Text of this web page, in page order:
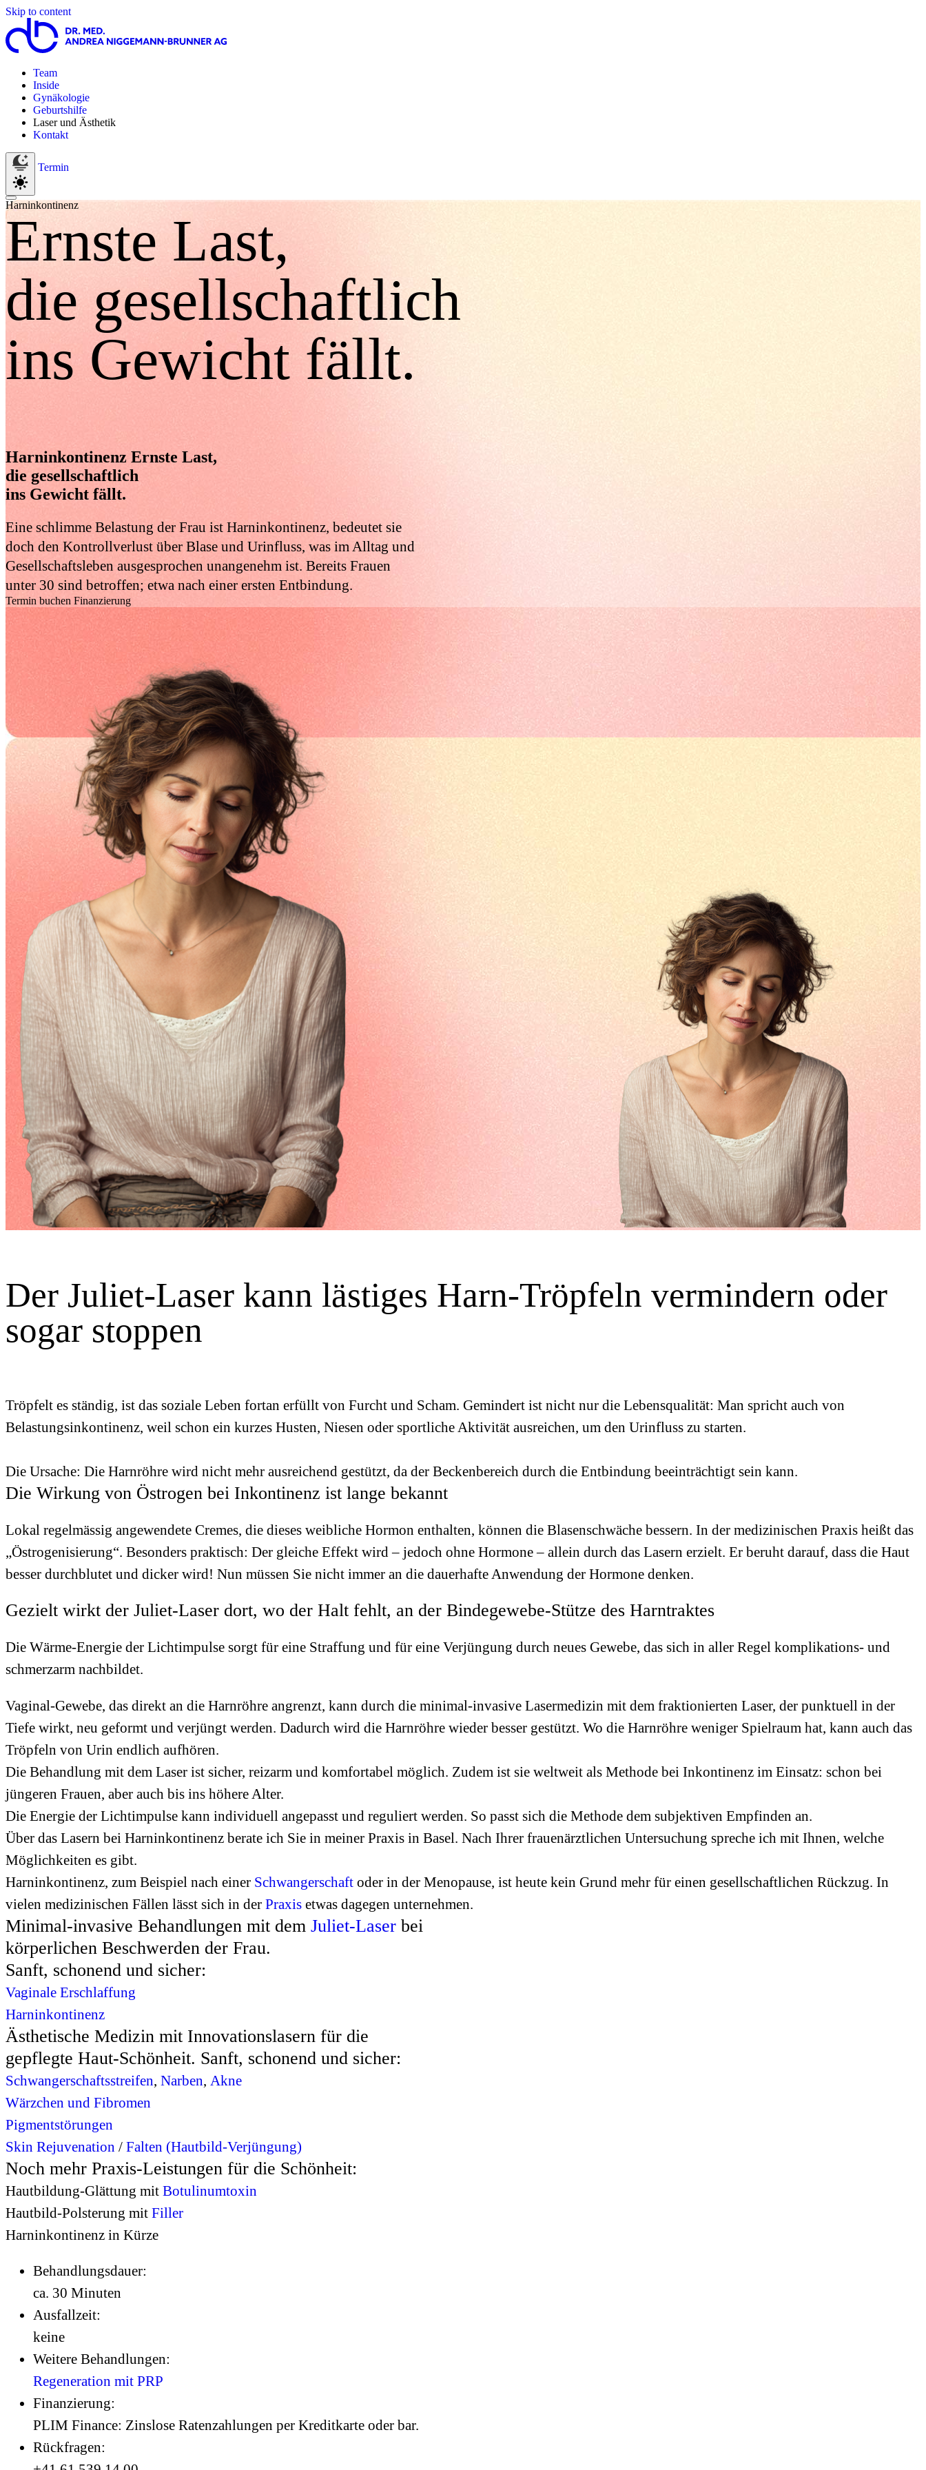
Skip to content
Team
Inside
Gynäkologie
Geburtshilfe
Laser und Ästhetik
Kontakt
Termin
Harninkontinenz
Ernste Last,
die gesellschaftlich
ins Gewicht fällt.
Harninkontinenz Ernste Last,
die gesellschaftlich
ins Gewicht fällt.
Eine schlimme Belastung der Frau ist Harninkontinenz, bedeutet sie
doch den Kontrollverlust über Blase und Urinfluss, was im Alltag und
Gesellschaftsleben ausgesprochen unangenehm ist. Bereits Frauen
unter 30 sind betroffen; etwa nach einer ersten Entbindung.
Termin buchen Finanzierung
Der Juliet-Laser kann lästiges Harn-Tröpfeln vermindern oder
sogar stoppen
Tröpfelt es ständig, ist das soziale Leben fortan erfüllt von Furcht und Scham. Gemindert ist nicht nur die Lebensqualität: Man spricht auch von
Belastungsinkontinenz, weil schon ein kurzes Husten, Niesen oder sportliche Aktivität ausreichen, um den Urinfluss zu starten.
Die Ursache: Die Harnröhre wird nicht mehr ausreichend gestützt, da der Beckenbereich durch die Entbindung beeinträchtigt sein kann.
Die Wirkung von Östrogen bei Inkontinenz ist lange bekannt
Lokal regelmässig angewendete Cremes, die dieses weibliche Hormon enthalten, können die Blasenschwäche bessern. In der medizinischen Praxis heißt das
„Östrogenisierung“. Besonders praktisch: Der gleiche Effekt wird – jedoch ohne Hormone – allein durch das Lasern erzielt. Er beruht darauf, dass die Haut
besser durchblutet und dicker wird! Nun müssen Sie nicht immer an die dauerhafte Anwendung der Hormone denken.
Gezielt wirkt der Juliet-Laser dort, wo der Halt fehlt, an der Bindegewebe-Stütze des Harntraktes
Die Wärme-Energie der Lichtimpulse sorgt für eine Straffung und für eine Verjüngung durch neues Gewebe, das sich in aller Regel komplikations- und
schmerzarm nachbildet.
Vaginal-Gewebe, das direkt an die Harnröhre angrenzt, kann durch die minimal-invasive Lasermedizin mit dem fraktionierten Laser, der punktuell in der
Tiefe wirkt, neu geformt und verjüngt werden. Dadurch wird die Harnröhre wieder besser gestützt. Wo die Harnröhre weniger Spielraum hat, kann auch das
Tröpfeln von Urin endlich aufhören.
Die Behandlung mit dem Laser ist sicher, reizarm und komfortabel möglich. Zudem ist sie weltweit als Methode bei Inkontinenz im Einsatz: schon bei
jüngeren Frauen, aber auch bis ins höhere Alter.
Die Energie der Lichtimpulse kann individuell angepasst und reguliert werden. So passt sich die Methode dem subjektiven Empfinden an.
Über das Lasern bei Harninkontinenz berate ich Sie in meiner Praxis in Basel. Nach Ihrer frauenärztlichen Untersuchung spreche ich mit Ihnen, welche
Möglichkeiten es gibt.
Harninkontinenz, zum Beispiel nach einer Schwangerschaft oder in der Menopause, ist heute kein Grund mehr für einen gesellschaftlichen Rückzug. In
vielen medizinischen Fällen lässt sich in der Praxis etwas dagegen unternehmen.
Minimal-invasive Behandlungen mit dem Juliet-Laser bei
körperlichen Beschwerden der Frau.
Sanft, schonend und sicher:
Vaginale Erschlaffung
Harninkontinenz
Ästhetische Medizin mit Innovationslasern für die
gepflegte Haut-Schönheit. Sanft, schonend und sicher:
Schwangerschaftsstreifen, Narben, Akne
Wärzchen und Fibromen
Pigmentstörungen
Skin Rejuvenation / Falten (Hautbild-Verjüngung)
Noch mehr Praxis-Leistungen für die Schönheit:
Hautbildung-Glättung mit Botulinumtoxin
Hautbild-Polsterung mit Filler
Harninkontinenz in Kürze
Behandlungsdauer:
ca. 30 Minuten
Ausfallzeit:
keine
Weitere Behandlungen:
Regeneration mit PRP
Finanzierung:
PLIM Finance: Zinslose Ratenzahlungen per Kreditkarte oder bar.
Rückfragen: